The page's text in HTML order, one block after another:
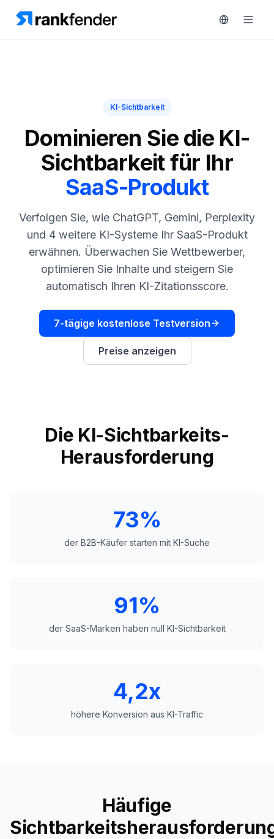
ÜBERWACHEN
Wettbewerber-
Tracking
Keyword-
Intelligenz
HANDELN
Content
Analysen
Lösungen
Ressourcen
Kostenlose
Preise
buchen
KI-Sichtbarkeit
Dominieren Sie die KI-
Sichtbarkeit für Ihr
SaaS-Produkt
Verfolgen Sie, wie ChatGPT, Gemini, Perplexity
und 4 weitere KI-Systeme Ihr SaaS-Produkt
erwähnen. Überwachen Sie Wettbewerber,
optimieren Sie Inhalte und steigern Sie
automatisch Ihren KI-Zitationsscore.
7-tägige kostenlose Testversion
Preise anzeigen
Die KI-Sichtbarkeits-
Herausforderung
73%
der B2B-Käufer starten mit KI-Suche
91%
der SaaS-Marken haben null KI-Sichtbarkeit
4,2x
höhere Konversion aus KI-Traffic
Häufige